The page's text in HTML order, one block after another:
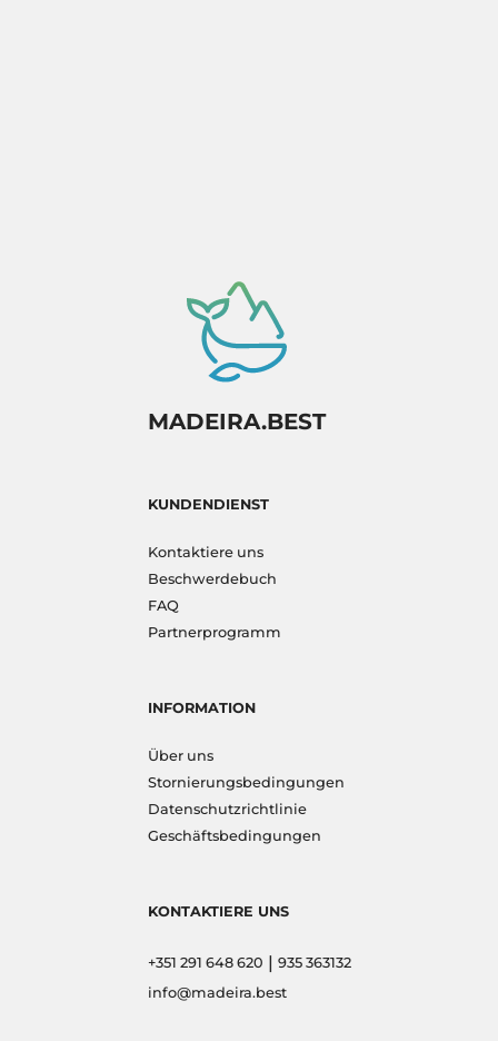
MADEIRA.BEST
KUNDENDIENST
Kontaktiere uns
Beschwerdebuch
FAQ
Partnerprogramm
INFORMATION
Über uns
Stornierungsbedingungen
Datenschutzrichtlinie
Geschäftsbedingungen
KONTAKTIERE UNS
+351 291 648 620 | 935 363132
info@madeira.best